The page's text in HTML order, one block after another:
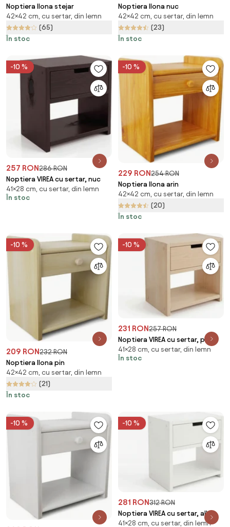
Noptiera Ilona stejar
42×42 cm, cu sertar, din lemn
(65)
În stoc
Noptiera Ilona nuc
42×42 cm, cu sertar, din lemn
(23)
În stoc
-10 %
257 RON286 RON
Noptiera VIREA cu sertar, nuc
41×28 cm, cu sertar, din lemn
În stoc
-10 %
229 RON254 RON
Noptiera Ilona arin
42×42 cm, cu sertar, din lemn
(20)
În stoc
-10 %
209 RON232 RON
Noptiera Ilona pin
42×42 cm, cu sertar, din lemn
(21)
În stoc
-10 %
231 RON257 RON
Noptiera VIREA cu sertar, pin
41×28 cm, cu sertar, din lemn
În stoc
-10 % -10 %
281 RON312 RON
Noptiera VIREA cu sertar, alb
41×28 cm, cu sertar, din lemn